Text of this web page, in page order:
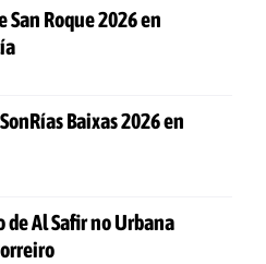
San Roque 2026 en
Baixas 2026 en
de Al Safir no Urbana